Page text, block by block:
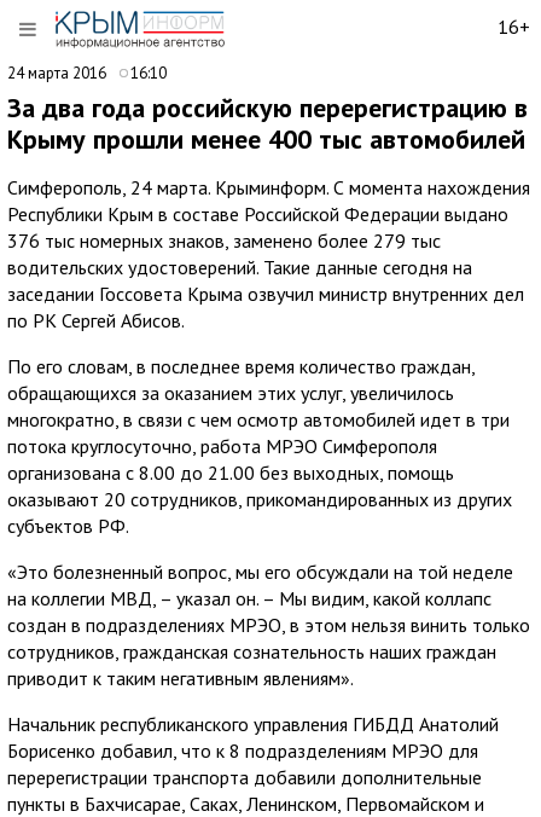
16+
24 марта 2016 16:10
За два года российскую перерегистрацию в
Крыму прошли менее 400 тыс автомобилей
Симферополь, 24 марта. Крыминформ. С момента нахождения
Республики Крым в составе Российской Федерации выдано
376 тыс номерных знаков, заменено более 279 тыс
водительских удостоверений. Такие данные сегодня на
заседании Госсовета Крыма озвучил министр внутренних дел
по РК Сергей Абисов.
По его словам, в последнее время количество граждан,
обращающихся за оказанием этих услуг, увеличилось
многократно, в связи с чем осмотр автомобилей идет в три
потока круглосуточно, работа МРЭО Симферополя
организована с 8.00 до 21.00 без выходных, помощь
оказывают 20 сотрудников, прикомандированных из других
субъектов РФ.
«Это болезненный вопрос, мы его обсуждали на той неделе
на коллегии МВД, – указал он. – Мы видим, какой коллапс
создан в подразделениях МРЭО, в этом нельзя винить только
сотрудников, гражданская сознательность наших граждан
приводит к таким негативным явлениям».
Начальник республиканского управления ГИБДД Анатолий
Борисенко добавил, что к 8 подразделениям МРЭО для
перерегистрации транспорта добавили дополнительные
пункты в Бахчисарае, Саках, Ленинском, Первомайском и